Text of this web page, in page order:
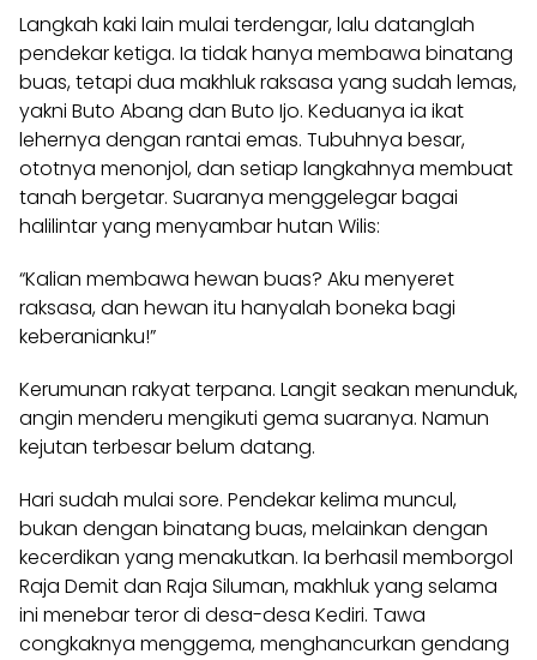
Langkah kaki lain mulai terdengar, lalu datanglah
pendekar ketiga. Ia tidak hanya membawa binatang
buas, tetapi dua makhluk raksasa yang sudah lemas,
yakni Buto Abang dan Buto Ijo. Keduanya ia ikat
lehernya dengan rantai emas. Tubuhnya besar,
ototnya menonjol, dan setiap langkahnya membuat
tanah bergetar. Suaranya menggelegar bagai
halilintar yang menyambar hutan Wilis:
“Kalian membawa hewan buas? Aku menyeret
raksasa, dan hewan itu hanyalah boneka bagi
keberanianku!”
Kerumunan rakyat terpana. Langit seakan menunduk,
angin menderu mengikuti gema suaranya. Namun
kejutan terbesar belum datang.
Hari sudah mulai sore. Pendekar kelima muncul,
bukan dengan binatang buas, melainkan dengan
kecerdikan yang menakutkan. Ia berhasil memborgol
Raja Demit dan Raja Siluman, makhluk yang selama
ini menebar teror di desa-desa Kediri. Tawa
congkaknya menggema, menghancurkan gendang